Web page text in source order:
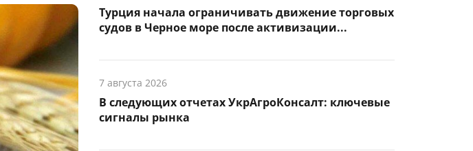
Турция начала ограничивать движение торговых
судов в Черное море после активизации...
7 августа 2026
В следующих отчетах УкрАгроКонсалт: ключевые
сигналы рынка